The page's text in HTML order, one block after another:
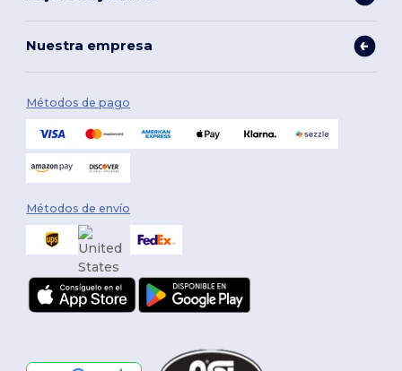
Nuestra empresa
Métodos de pago
Métodos de envío